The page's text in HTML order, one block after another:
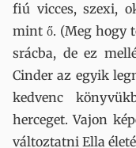
fiú vicces, szexi,
mint ő. (Meg hogy
srácba, de ez
Cinder az egyik
kedvenc
herceget. Vajon
változtatni Ella